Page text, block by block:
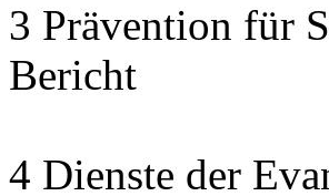
3 Prävention für
Bericht
4 Dienste der